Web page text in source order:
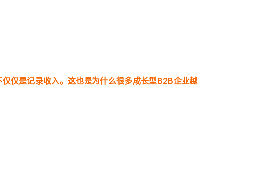
仅仅是记录收入。这也是为什么很多成长型B2B企业越